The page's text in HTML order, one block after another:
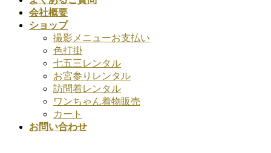
会社概要
ショップ
撮影メニューお支払い
色打掛
七五三レンタル
お宮参りレンタル
訪問着レンタル
ワンちゃん着物販売
カート
お問い合わせ